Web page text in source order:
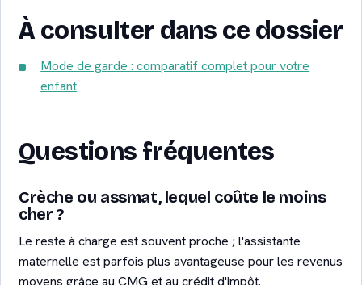
À consulter dans ce dossier
Mode de garde : comparatif complet pour votre
enfant
Questions fréquentes
Crèche ou assmat, lequel coûte le moins
cher ?
Le reste à charge est souvent proche ; l'assistante
maternelle est parfois plus avantageuse pour les revenus